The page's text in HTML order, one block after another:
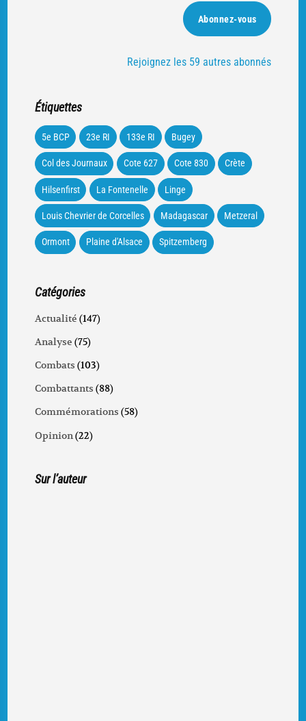
Abonnez-vous
Rejoignez les 59 autres abonnés
Étiquettes
5e BCP 23e RI 133e RI Bugey
Col des Journaux Cote 627 Cote 830 Crète
Hilsenfirst La Fontenelle Linge
Louis Chevrier de Corcelles Madagascar Metzeral
Ormont Plaine d'Alsace Spitzemberg
Catégories
Actualité (147)
Analyse (75)
Combats (103)
Combattants (88)
Commémorations (58)
Opinion (22)
Sur l’auteur